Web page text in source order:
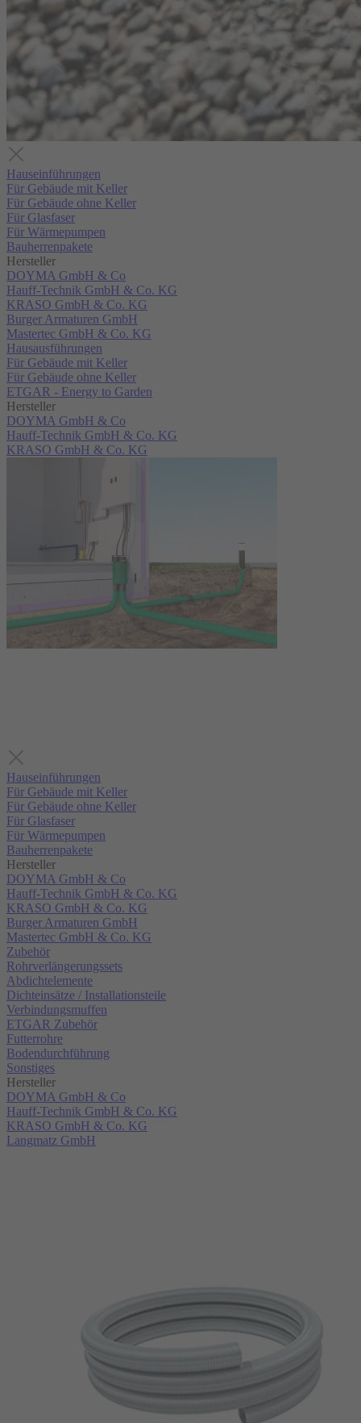
Hauseinführungen
Für Gebäude mit Keller
Für Gebäude ohne Keller
Für Glasfaser
Für Wärmepumpen
Bauherrenpakete
Hersteller
DOYMA GmbH & Co
Hauff-Technik GmbH & Co. KG
KRASO GmbH & Co. KG
Burger Armaturen GmbH
Mastertec GmbH & Co. KG
Hausausführungen
Für Gebäude mit Keller
Für Gebäude ohne Keller
ETGAR - Energy to Garden
Hersteller
DOYMA GmbH & Co
Hauff-Technik GmbH & Co. KG
KRASO GmbH & Co. KG
Hauseinführungen
Für Gebäude mit Keller
Für Gebäude ohne Keller
Für Glasfaser
Für Wärmepumpen
Bauherrenpakete
Hersteller
DOYMA GmbH & Co
Hauff-Technik GmbH & Co. KG
KRASO GmbH & Co. KG
Burger Armaturen GmbH
Mastertec GmbH & Co. KG
Zubehör
Rohrverlängerungssets
Abdichtelemente
Dichteinsätze / Installationsteile
Verbindungsmuffen
ETGAR Zubehör
Futterrohre
Bodendurchführung
Sonstiges
Hersteller
DOYMA GmbH & Co
Hauff-Technik GmbH & Co. KG
KRASO GmbH & Co. KG
Langmatz GmbH